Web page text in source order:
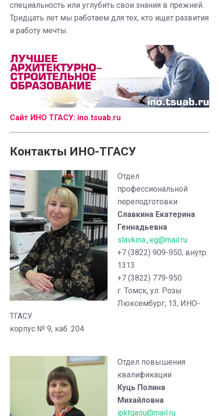
специальность или углубить свои знания в прежней.
Тридцать лет мы работаем для тех, кто ищет развития
и работу мечты.
Сайт ИНО ТГАСУ: ino.tsuab.ru
Контакты ИНО-ТГАСУ
Отдел
профессиональной
переподготовки
Славкина Екатерина
Геннадьевна
slavkina_eg@mail.ru
+7 (3822) 909-950, внутр.
1313
+7 (3822) 779-950
г. Томск, ул. Розы
Люксембург, 13, ИНО-
ТГАСУ
корпус № 9, каб. 204
Отдел повышения
квалификации
Куць Полина
Михайловна
ipktgasu@mail.ru